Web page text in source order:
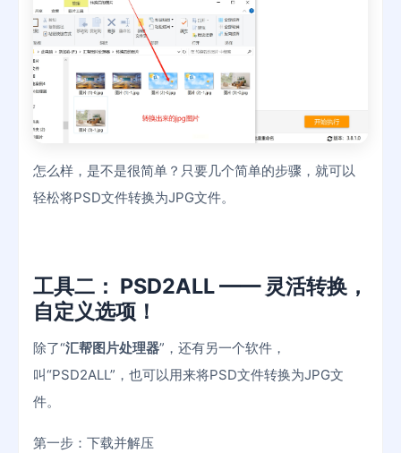
怎么样，是不是很简单？只要几个简单的步骤，就可以
轻松将PSD文件转换为JPG文件。
工具二： PSD2ALL —— 灵活转换，
自定义选项！
除了“汇帮图片处理器”，还有另一个软件，
叫“PSD2ALL”，也可以用来将PSD文件转换为JPG文
件。
第一步：下载并解压